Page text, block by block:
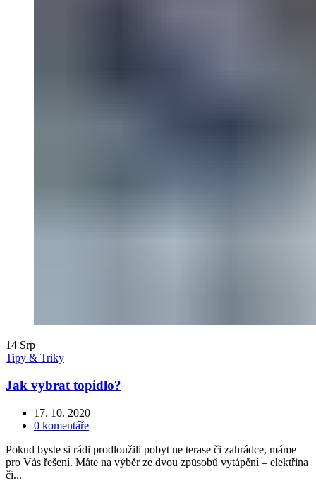
14 Srp
Tipy & Triky
Jak vybrat topidlo?
17. 10. 2020
0 komentáře
Pokud byste si rádi prodloužili pobyt ne terase či zahrádce, máme
pro Vás řešení. Máte na výběr ze dvou způsobů vytápění – elektřina
či...